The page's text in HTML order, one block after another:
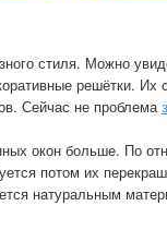
стиля. Можно
решётки.
Сейчас не проблема
окон больше. По
потом их
натуральным